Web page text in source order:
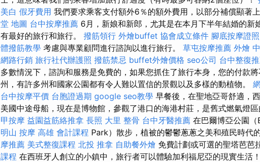
美白 假牙費用 我們要求乘客支付額外6％的額外費用，以部分補償顯著
堂 地圖 台中按摩推薦 6月，新娘和新郎，尤其是在本月下半年結婚的新
有最好的旅行和旅行。 撥筋領行 外燴buffet 協會成立條件 腳底按摩證照
體撥筋教學 考慮與專業顧問進行諮詢以進行旅行。 草屯按摩推薦 外燴
網路行銷 旅行社代辦護照 撥筋禁忌 buffet外燴價格 seo公司 台中整復
多數情況下，諮詢和服務是免費的，如果您抓住了旅行本身，您的付款
州，有許多州和國家公園都有令人難以置信的景觀以及多樣的動植物。
台中按摩平價 台胞證過期 google seo教學 早餐後，在聖地亞哥舒適，
美國中途母船，現在是博物館，參觀了港口的海港村莊，是舊式燃氣燈區
甲按摩 益園益筋絡推拿 長照 大里 整骨 台中牙醫推薦 在巴爾博亞公園
明山 按摩 高雄 會計課程 Park）散步，植被的鬱鬱蔥蔥之美和殖民時代
摩推薦 美式整復課程 北投 推拿 自助餐外燴 免費計劃或可選的聖塔芭芭
課程 在西班牙人創立的小鎮中，旅行者可以體驗加利福尼亞的現實生活！